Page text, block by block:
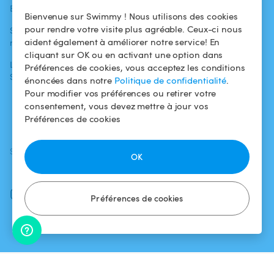
Bienvenue sur Swimmy ! Nous utilisons des cookies
pour rendre votre visite plus agréable. Ceux-ci nous
aident également à améliorer notre service! En
cliquant sur OK ou en activant une option dans
Préférences de cookies, vous acceptez les conditions
énoncées dans notre Politique de confidentialité.
Pour modifier vos préférences ou retirer votre
consentement, vous devez mettre à jour vos
Préférences de cookies
Préférences de cookies
OK
Blog
Swimmy dans les
médias
L'aventure
Swimmy
baigneurs
Pour les
propriétaires
Louer ma piscine
Comment ça
marche ?
Conditions
d'utilisation
Politique de
confidentialité
Mentions légales
SUIVEZ-NOUS
Facebook
Instagram